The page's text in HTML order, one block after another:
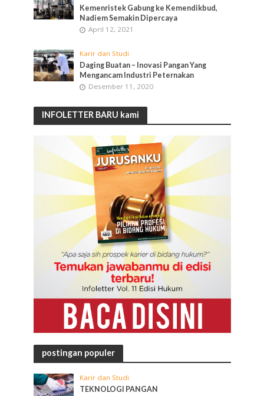
Kemenristek Gabung ke Kemendikbud,
Nadiem Semakin Dipercaya
April 12, 2021
Karir dan Studi
Daging Buatan – Inovasi Pangan Yang
Mengancam Industri Peternakan
Desember 11, 2020
INFOLETTER BARU kami
postingan populer
Karir dan Studi
TEKNOLOGI PANGAN